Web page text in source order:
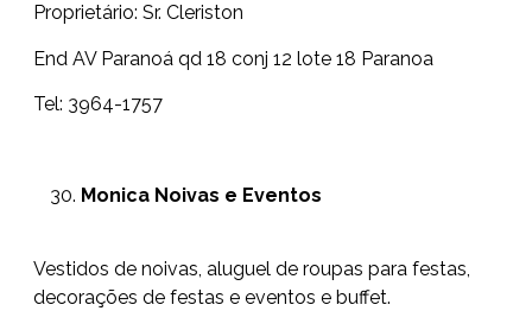
Proprietário: Sr. Cleriston
End AV Paranoá qd 18 conj 12 lote 18 Paranoa
Tel: 3964-1757
Monica Noivas e Eventos
Vestidos de noivas, aluguel de roupas para festas,
decorações de festas e eventos e buffet.